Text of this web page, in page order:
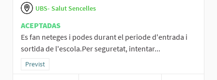
UBS- Salut Sencelles
ACEPTADAS
Es fan neteges i podes durant el periode d'entrada i
sortida de l'escola.Per seguretat, intentar...
Resultados al filtrar por la categoría: Previst
Previst